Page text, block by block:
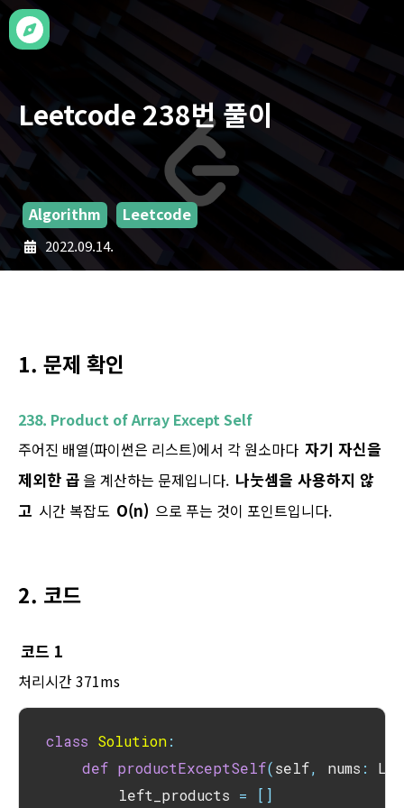
Leetcode 238번 풀이
Algorithm Leetcode
2022.09.14.
1. 문제 확인
238. Product of Array Except Self
주어진 배열(파이썬은 리스트)에서 각 원소마다 자기 자신을
제외한 곱 을 계산하는 문제입니다. 나눗셈을 사용하지 않
고 시간 복잡도 O(n) 으로 푸는 것이 포인트입니다.
2. 코드
코드 1
처리시간 371ms
class Solution:
def productExceptSelf(self, nums :
        left_products
= [ ]